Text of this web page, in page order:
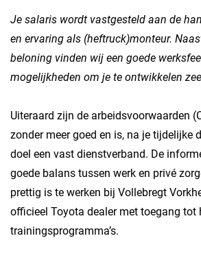
Je salaris wordt vastgesteld aan de
en ervaring als (heftruck)monteur.
beloning vinden wij een goede
mogelijkheden om je te ontwikkelen
Uiteraard zijn de arbeidsvoorwaarden
zonder meer goed en is, na je tijdelijke
doel een vast dienstverband. De
goede balans tussen werk en privé
prettig is te werken bij Vollebregt
officieel Toyota dealer met toegang tot
trainingsprogramma’s.